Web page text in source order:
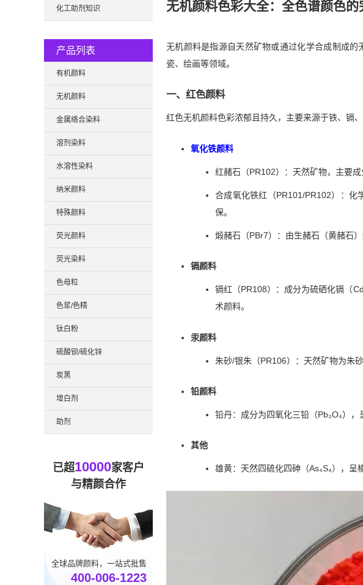
无机颜料色彩大全：全色谱颜色
无机颜料是指源自天然矿物或通过化学合成制成
瓷、绘画等领域。
一、红色颜料
红色无机颜料色彩浓郁且持久，主要来源于铁、镉、
氧化铁颜料
红赭石（PR102）：天然矿物，主要
合成氧化铁红（PR101/PR102）：化
保。
煅赭石（PBr7）：由生赭石（黄赭石
镉颜料
镉红（PR108）：成分为硫硒化镉（
术颜料。
汞颜料
朱砂/银朱（PR106）：天然矿物为朱
铅颜料
铅丹：成分为四氧化三铅（Pb₃O₄）
其他
雄黄：天然四硫化四砷（As₄S₄），呈
化工助剂知识
产品列表
有机颜料
无机颜料
金属络合染料
溶剂染料
水溶性染料
纳米颜料
特殊颜料
荧光颜料
荧光染料
色母粒
色浆/色精
钛白粉
硫酸钡/硫化锌
炭黑
增白剂
助剂
已超10000家客户
与精颜合作
全球品牌颜料，一站式批售
400-006-1223